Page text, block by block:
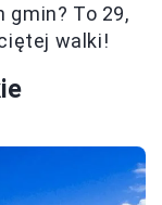
To 29,
walki!